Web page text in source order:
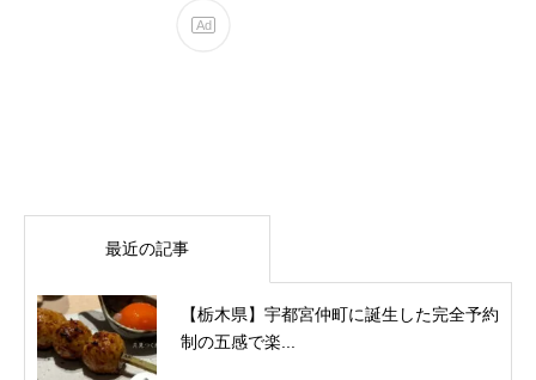
最近の記事
【栃木県】宇都宮仲町に誕生した完全予約
制の五感で楽...